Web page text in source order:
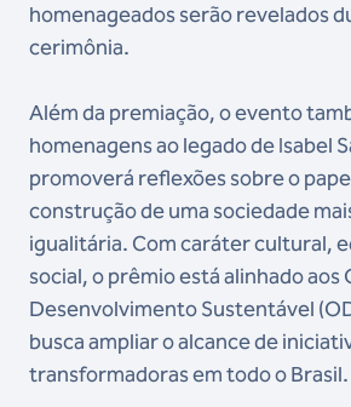
homenageados serão revelados
cerimônia.
Além da premiação, o evento
homenagens ao legado de Isabel
promoverá reflexões sobre o
construção de uma sociedade
igualitária. Com caráter cultural,
social, o prêmio está alinhado aos
Desenvolvimento Sustentável
busca ampliar o alcance de
transformadoras em todo o Brasil.